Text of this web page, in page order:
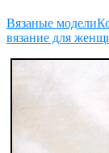
Вязаные модели
вязание для